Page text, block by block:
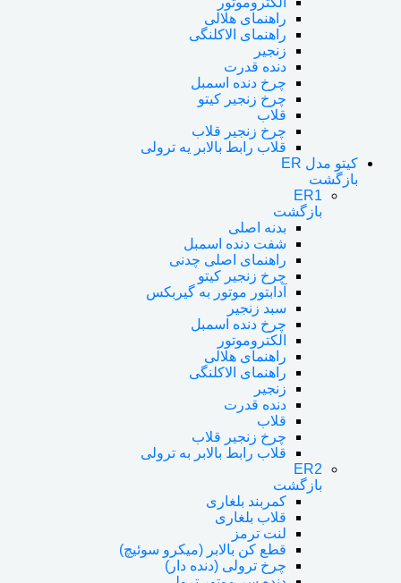
راهنمای هلالی
راهنمای الاکلنگی
زنجیر
دنده قدرت
چرخ دنده اسمبل
چرخ زنجیر کیتو
قلاب
چرخ زنجیر قلاب
قلاب رابط بالابر یه ترولی
کیتو مدل ER
بازگشت
ER1
بازگشت
بدنه اصلی
شفت دنده اسمبل
راهنمای اصلی چدنی
چرخ زنجیر کیتو
آدابتور موتور به گیربکس
سبد زنجیر
چرخ دنده اسمبل
الکتروموتور
راهنمای هلالی
راهنمای الاکلنگی
زنجیر
دنده قدرت
قلاب
چرخ زنجیر قلاب
قلاب رابط بالابر به ترولی
ER2
بازگشت
کمربند بلغاری
قلاب بلغاری
لنت ترمز
قطع کن بالابر (میکرو سوئیچ)
چرخ ترولی (دنده دار)